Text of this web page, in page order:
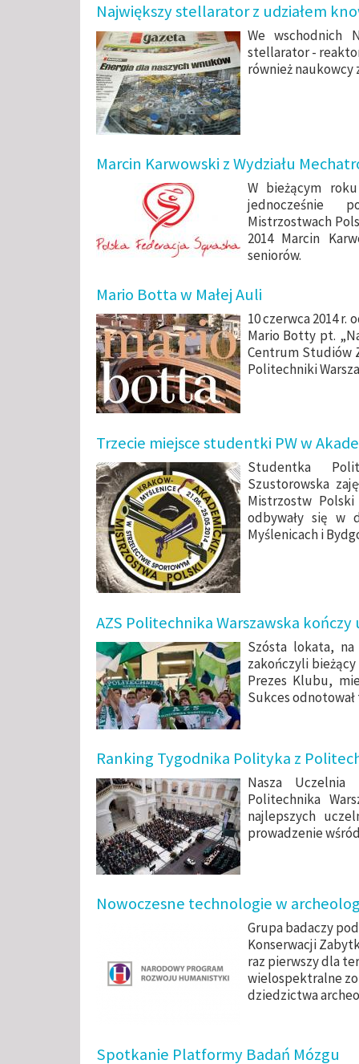
Największy stellarator z udziałem
We wschodnich
stellarator -
również naukowcy
Marcin Karwowski z Wydziału
W bieżącym
jednocześnie
Mistrzostwach
2014 Marcin
seniorów.
Mario Botta w Małej Auli
10 czerwca 2014 r.
Mario Botty pt.
Centrum Studiów
Politechniki
Trzecie miejsce studentki PW w
Studentka
Szustorowska
Mistrzostw
odbywały się w
Myślenicach i
AZS Politechnika Warszawska kończy
Szósta lokata,
zakończyli
Prezes Klubu,
Sukces
Ranking Tygodnika Polityka z
Nasza
Politechnika
najlepszych
prowadzenie
Nowoczesne technologie w
Grupa badaczy
Konserwacji
raz pierwszy dla
wielospektralne
dziedzictwa
Spotkanie Platformy Badań Mózgu